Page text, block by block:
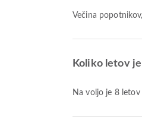
Večina
Koliko letov
Na voljo je 8